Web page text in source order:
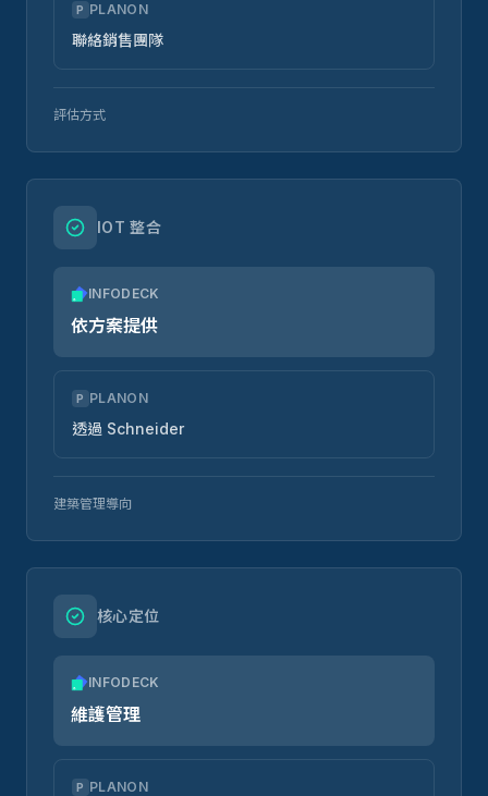
P PLANON
聯絡銷售團隊
評估方式
IOT 整合
INFODECK
依方案提供
P PLANON
透過 Schneider
建築管理導向
核心定位
INFODECK
維護管理
P PLANON